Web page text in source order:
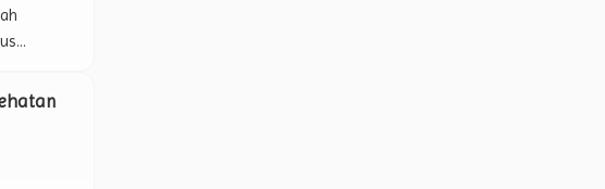
TNI,
ini […]